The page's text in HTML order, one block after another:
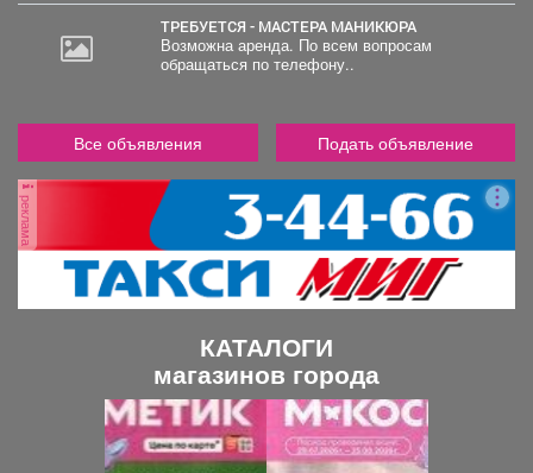
ТРЕБУЕТСЯ - МАСТЕРА МАНИКЮРА
Возможна аренда. По всем вопросам
обращаться по телефону..
Все объявления Подать объявление
реклама
КАТАЛОГИ
магазинов города